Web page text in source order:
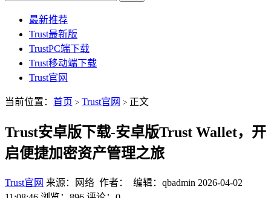
最新推荐
Trust最新版
TrustPC端下载
Trust移动端下载
Trust官网
当前位置： 首页 > Trust官网 > 正文
Trust安卓版下载-安卓版Trust Wallet，开
启便捷加密资产管理之旅
Trust官网 来源：网络 作者： 编辑：qbadmin 2026-04-02